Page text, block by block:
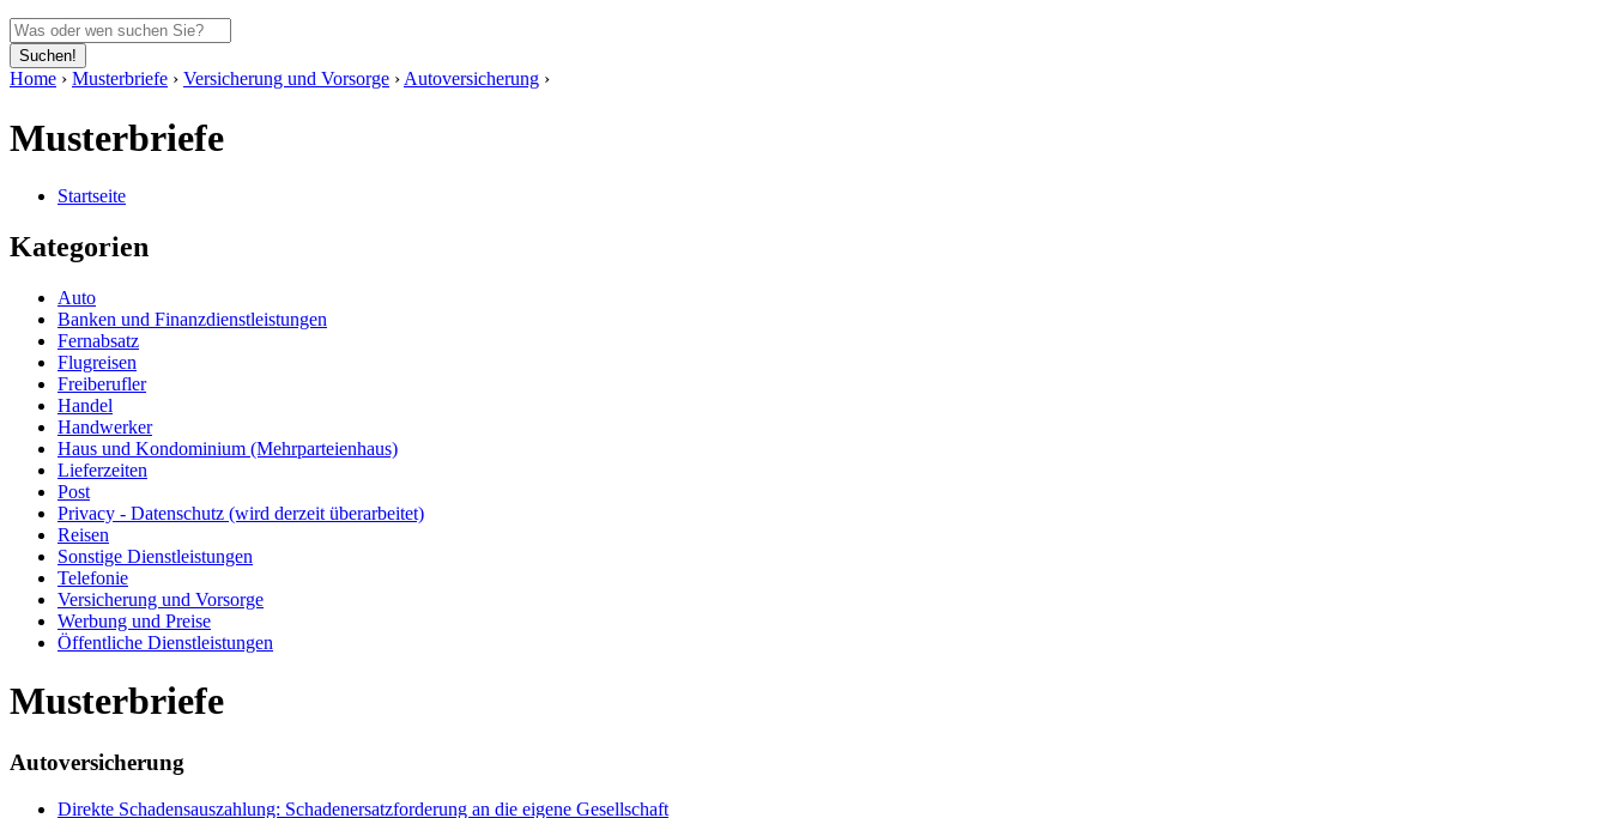
Suchen!
Home › Musterbriefe › Versicherung und Vorsorge › Autoversicherung ›
Musterbriefe
Startseite
Kategorien
Auto
Banken und Finanzdienstleistungen
Fernabsatz
Flugreisen
Freiberufler
Handel
Handwerker
Haus und Kondominium (Mehrparteienhaus)
Lieferzeiten
Post
Privacy - Datenschutz (wird derzeit überarbeitet)
Reisen
Sonstige Dienstleistungen
Telefonie
Versicherung und Vorsorge
Werbung und Preise
Öffentliche Dienstleistungen
Musterbriefe
Autoversicherung
Direkte Schadensauszahlung: Schadenersatzforderung an die eigene Gesellschaft